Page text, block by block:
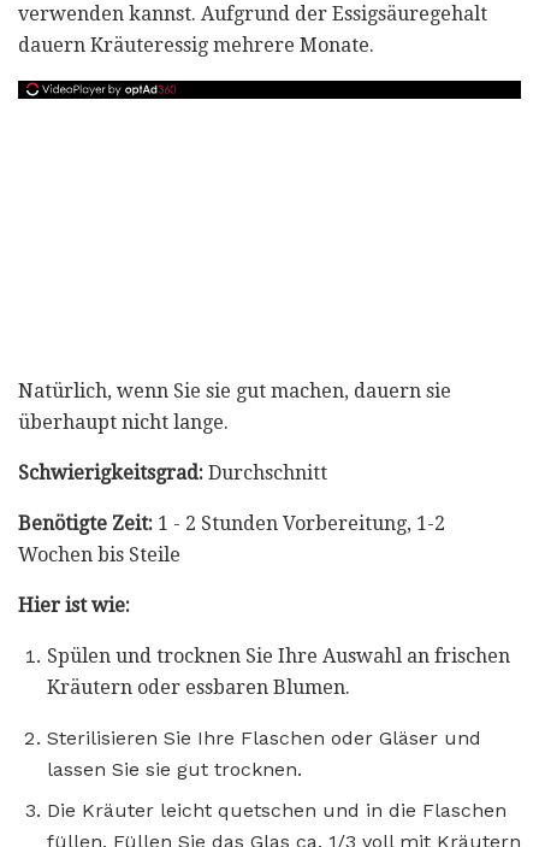
verwenden kannst. Aufgrund der Essigsäuregehalt
dauern Kräuteressig mehrere Monate.
Natürlich, wenn Sie sie gut machen, dauern sie
überhaupt nicht lange.
Schwierigkeitsgrad: Durchschnitt
Benötigte Zeit: 1 - 2 Stunden Vorbereitung, 1-2
Wochen bis Steile
Hier ist wie:
Spülen und trocknen Sie Ihre Auswahl an frischen
Kräutern oder essbaren Blumen.
Sterilisieren Sie Ihre Flaschen oder Gläser und
lassen Sie sie gut trocknen.
Die Kräuter leicht quetschen und in die Flaschen
füllen. Füllen Sie das Glas ca. 1/3 voll mit Kräutern